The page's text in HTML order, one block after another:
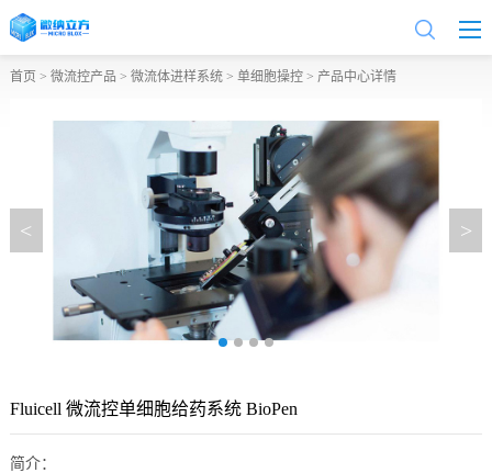
首页 > 微流控产品 > 微流体进样系统> 单细胞操控> 产品中心详情
< >
Fluicell 微流控单细胞给药系统 BioPen
简介：